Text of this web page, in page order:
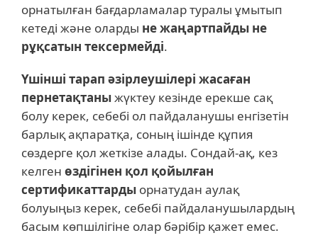
орнатылған бағдарламалар туралы ұмытып
кетеді және оларды не жаңартпайды не
рұқсатын тексермейді.
Үшінші тарап әзірлеушілері жасаған
пернетақтаныжүктеу кезінде ерекше сақ
болу керек, себебі ол пайдаланушы енгізетін
барлық ақпаратқа, соның ішінде құпия
сөздерге қол жеткізе алады. Сондай-ақ, кез
келген өздігінен қол қойылған
сертификаттарды орнатудан аулақ
болуыңыз керек, себебі пайдаланушылардың
басым көпшілігіне олар бәрібір қажет емес.